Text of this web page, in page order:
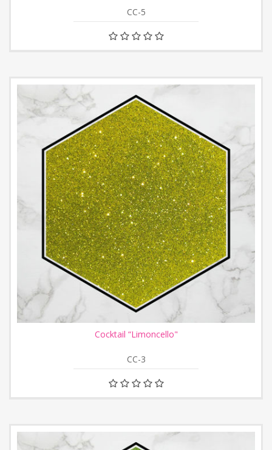
CC-5
Cocktail “Limoncello"
CC-3